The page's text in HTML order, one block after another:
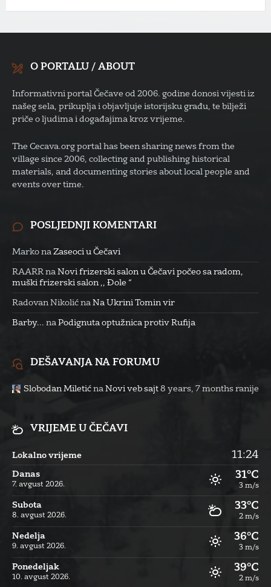
O PORTALU / ABOUT
Informativni portal Čečave od 2006. godine donosi vijesti iz
našeg sela, prikuplja i objavljuje istorijsku građu, te bilježi
priče o ljudima i događajima kroz vrijeme.
The Cecava.org portal has been sharing news from the
village since 2006, collecting and publishing historical
materials, and documenting stories about local people and
events over time.
POSLJEDNJI KOMENTARI
Marko na Zaseoci u Čečavi
RAARR na Novi frizerski salon u Čečavi počeo sa radom,
muški frizerski salon ,, Đole “
Radovan Nikolić na Na Ukrini Tomin vir
Barby... na Podignuta optužnica protiv Rufija
DEŠAVANJA NA FORUMU
Slobodan Miletić na Novi veb sajt 8 years, 7 months ranije
VRIJEME U ČEČAVI
Lokalno vrijeme 11:24
Danas
7. avgust 2026.
31°C
3 m/s
Subota
8. avgust 2026.
33°C
2 m/s
Nedelja
9. avgust 2026.
36°C
3 m/s
Ponedeljak
10. avgust 2026.
39°C
2 m/s